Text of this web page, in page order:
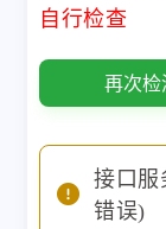
自行检查
再次检
接口服
错误)